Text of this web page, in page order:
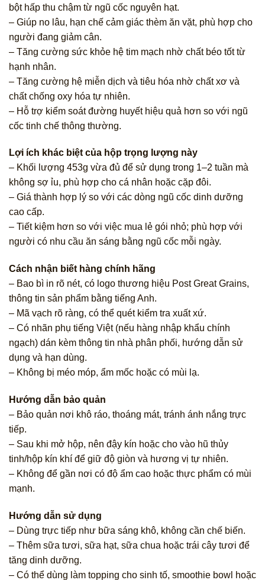
bột hấp thu chậm từ ngũ cốc nguyên hạt.
– Giúp no lâu, hạn chế cảm giác thèm ăn vặt, phù hợp cho
người đang giảm cân.
– Tăng cường sức khỏe hệ tim mạch nhờ chất béo tốt từ
hạnh nhân.
– Tăng cường hệ miễn dịch và tiêu hóa nhờ chất xơ và
chất chống oxy hóa tự nhiên.
– Hỗ trợ kiểm soát đường huyết hiệu quả hơn so với ngũ
cốc tinh chế thông thường.
Lợi ích khác biệt của hộp trọng lượng này
– Khối lượng 453g vừa đủ để sử dụng trong 1–2 tuần mà
không sợ ỉu, phù hợp cho cá nhân hoặc cặp đôi.
– Giá thành hợp lý so với các dòng ngũ cốc dinh dưỡng
cao cấp.
– Tiết kiệm hơn so với việc mua lẻ gói nhỏ; phù hợp với
người có nhu cầu ăn sáng bằng ngũ cốc mỗi ngày.
Cách nhận biết hàng chính hãng
– Bao bì in rõ nét, có logo thương hiệu Post Great Grains,
thông tin sản phẩm bằng tiếng Anh.
– Mã vạch rõ ràng, có thể quét kiểm tra xuất xứ.
– Có nhãn phụ tiếng Việt (nếu hàng nhập khẩu chính
ngạch) dán kèm thông tin nhà phân phối, hướng dẫn sử
dụng và hạn dùng.
– Không bị méo móp, ẩm mốc hoặc có mùi lạ.
Hướng dẫn bảo quản
– Bảo quản nơi khô ráo, thoáng mát, tránh ánh nắng trực
tiếp.
– Sau khi mở hộp, nên đậy kín hoặc cho vào hũ thủy
tinh/hộp kín khí để giữ độ giòn và hương vị tự nhiên.
– Không để gần nơi có độ ẩm cao hoặc thực phẩm có mùi
mạnh.
Hướng dẫn sử dụng
– Dùng trực tiếp như bữa sáng khô, không cần chế biến.
– Thêm sữa tươi, sữa hạt, sữa chua hoặc trái cây tươi để
tăng dinh dưỡng.
– Có thể dùng làm topping cho sinh tố, smoothie bowl hoặc